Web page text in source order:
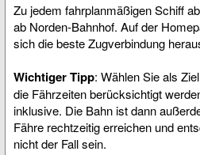
Zu jedem fahrplanmäßigen Schiff
ab Norden-Bahnhof. Auf der
sich die beste Zugverbindung
Wichtiger Tipp: Wählen Sie als
die Fährzeiten berücksichtigt
inklusive. Die Bahn ist dann
Fähre rechtzeitig erreichen und
nicht der Fall sein.